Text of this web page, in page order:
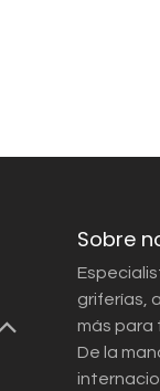
Sobre
griferías,
más para
De la